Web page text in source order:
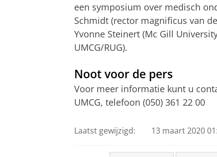
een symposium over medisch
Schmidt (rector magnificus van
Yvonne Steinert (Mc Gill
UMCG/RUG).
Noot voor de pers
Voor meer informatie kunt u
UMCG, telefoon (050) 361 22 00
Laatst gewijzigd: 13 maart 2020